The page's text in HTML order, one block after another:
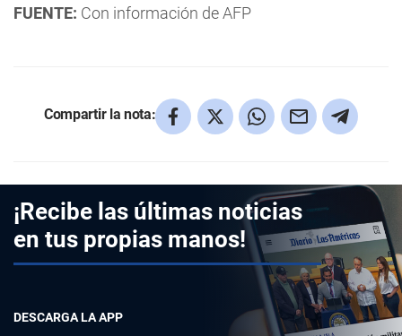
FUENTE: Con información de AFP
Compartir la nota:
¡Recibe las últimas noticias
en tus propias manos!
DESCARGA LA APP